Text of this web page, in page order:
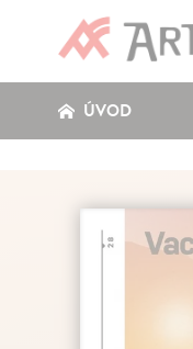
ÚVOD